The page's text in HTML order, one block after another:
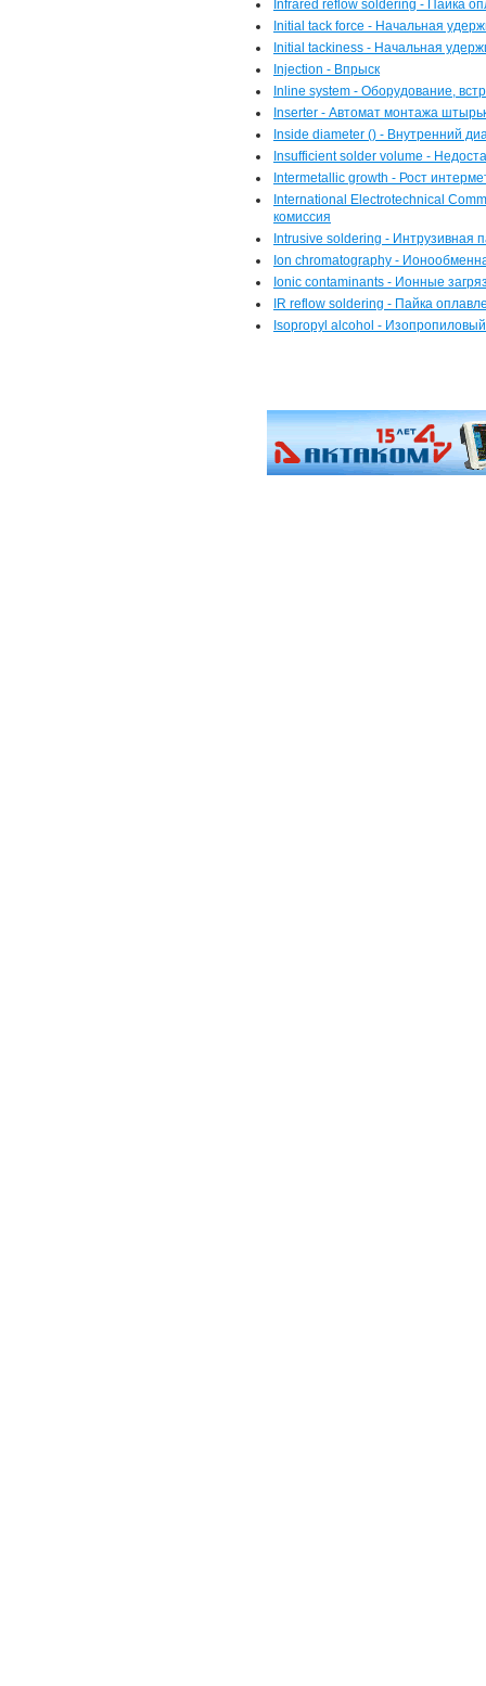
Infrared reflow soldering - Пайка
Initial tack force - Начальная
Initial tackiness - Начальная
Injection - Впрыск
Inline system - Оборудование,
Inserter - Автомат монтажа
Inside diameter () - Внутренний
Insufficient solder volume -
Intermetallic growth - Рост
International Electrotechnical
комиссия
Intrusive soldering - Интрузивная
Ion chromatography -
Ionic contaminants - Ионные
IR reflow soldering - Пайка
Isopropyl alcohol -